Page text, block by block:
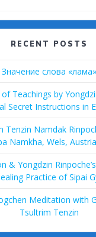
RECENT POSTS
Значение слова «лама»
Teachings by
Secret Instructions in
Tenzin Namdak
Namkha, Wels,
& Yongdzin
Practice of Sipai
Meditation with
Tsultrim Tenzin